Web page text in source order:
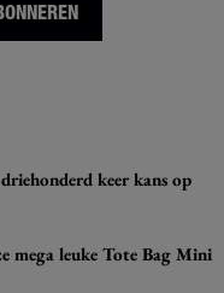
keer kans op
mega leuke Tote Bag Mini